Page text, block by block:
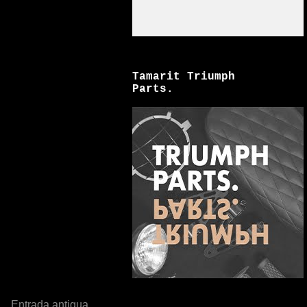
Tamarit Triumph
Parts.